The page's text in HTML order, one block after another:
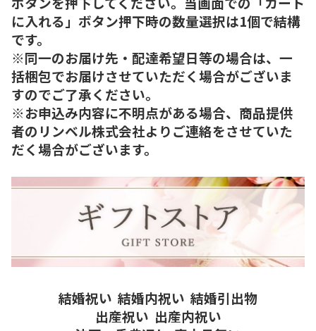
に入れる」ボタン押下時の数量選択は1個で結構
です。
※同一のお届け先・配達希望日等の場合は、一
括梱包でお届けさせていただく場合がございま
すのでご了承ください。
※お申込み内容に不明点がある場合、商品提供
者のリンベル株式会社よりご連絡をさせていた
だく場合がございます。
結婚祝い 結婚内祝い 結婚引出物
出産祝い 出産内祝い